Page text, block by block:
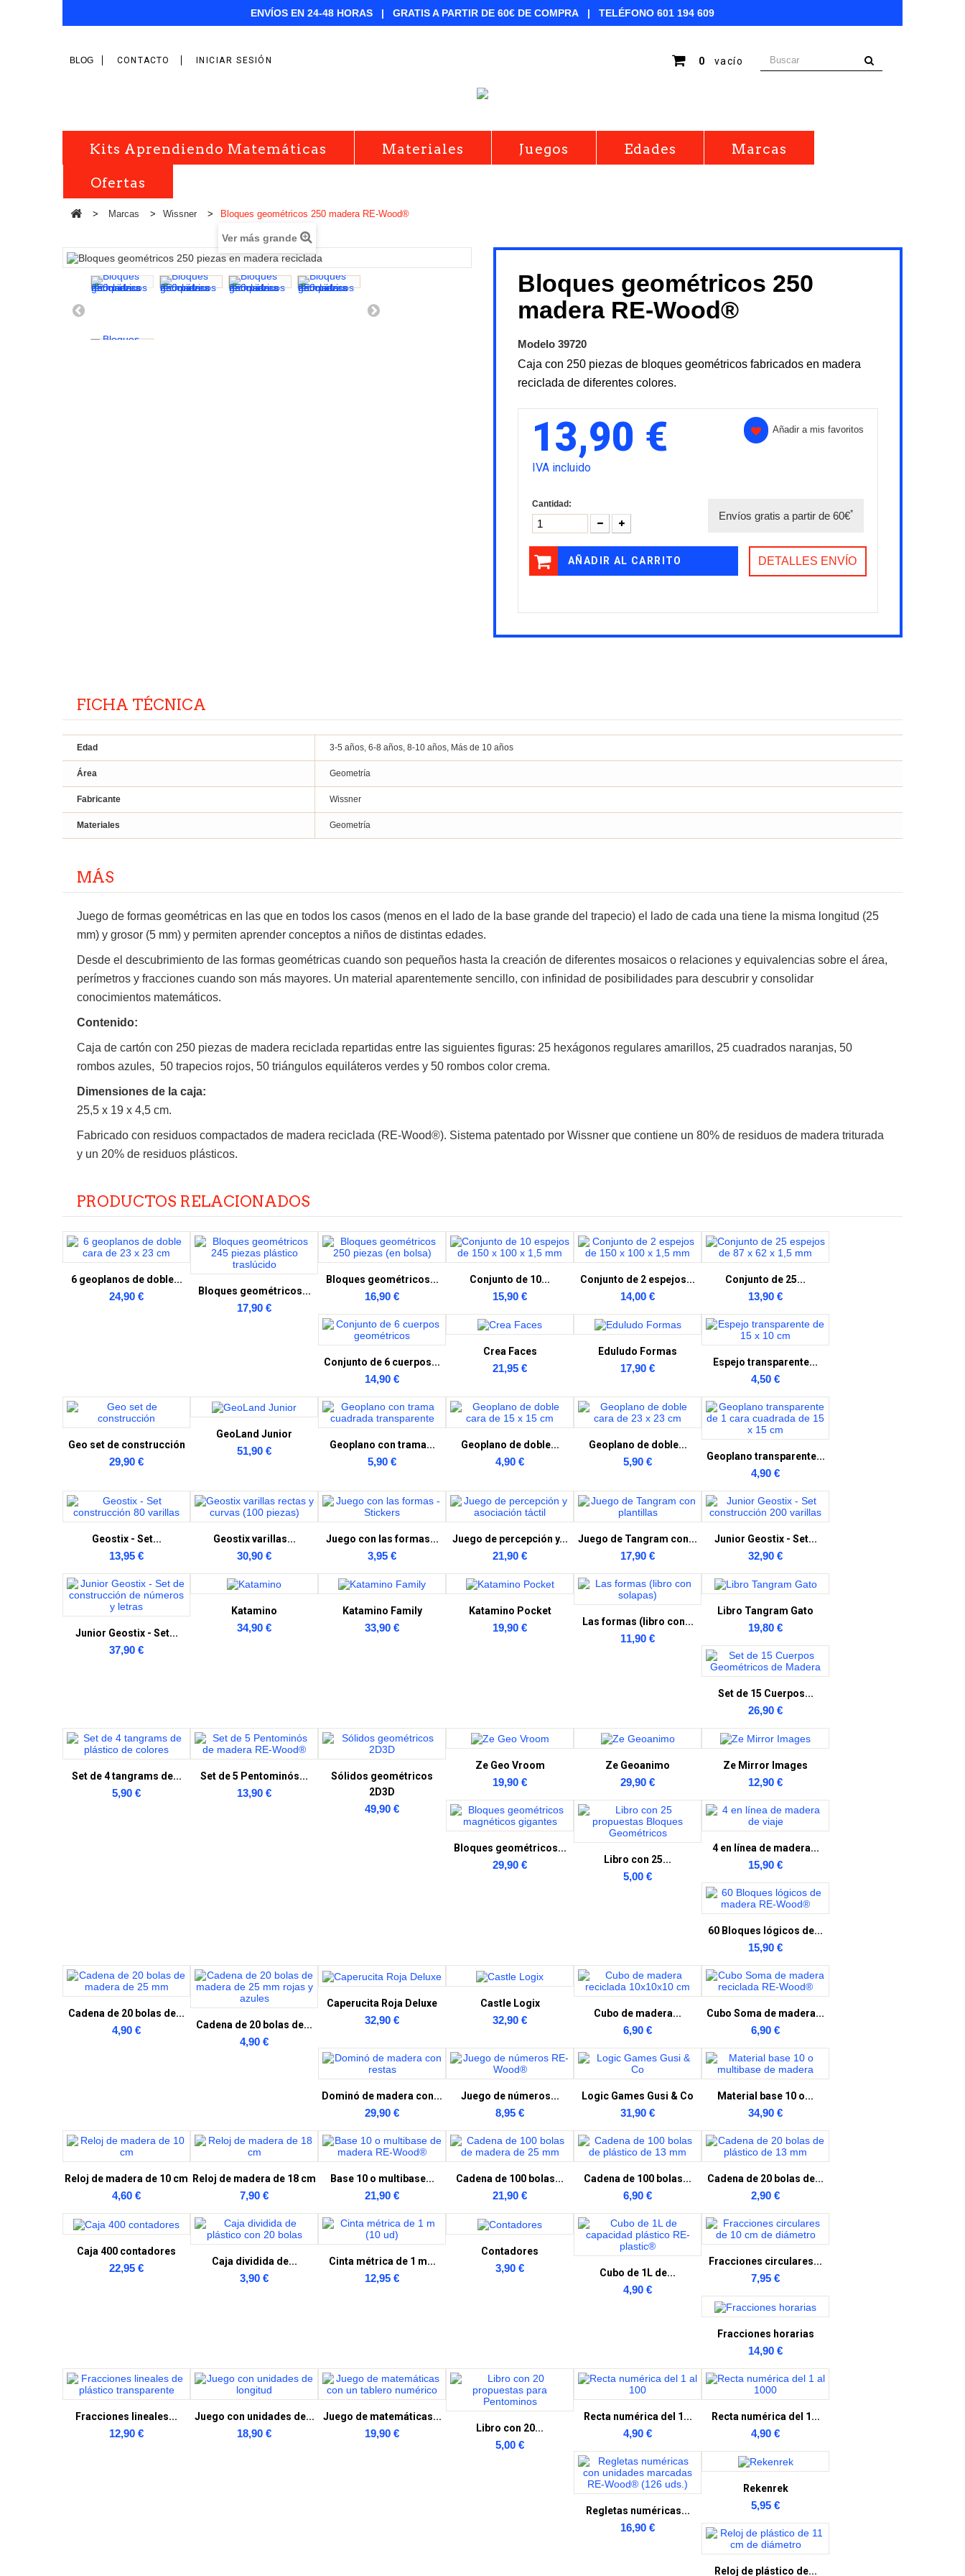
ENVÍOS EN 24-48 HORAS | GRATIS A PARTIR DE 60€ DE COMPRA | TELÉFONO 601 194 609
BLOG CONTACTO INICIAR SESIÓN 0 vacío
Kits Aprendiendo Matemáticas Materiales Juegos Edades Marcas
Ofertas
> Marcas > Wissner > Bloques geométricos 250 madera RE-Wood®
Ver más grande
Bloques geométricos 250
madera RE-Wood®
Modelo 39720
Caja con 250 piezas de bloques geométricos fabricados en madera
reciclada de diferentes colores.
13,90 €
IVA incluido
Añadir a mis favoritos
Cantidad:
Envíos gratis a partir de 60€*
AÑADIR AL CARRITO DETALLES ENVÍO
FICHA TÉCNICA
Edad 3-5 años, 6-8 años, 8-10 años, Más de 10 años
Área Geometría
Fabricante Wissner
Materiales Geometría
MÁS
Juego de formas geométricas en las que en todos los casos (menos en el lado de la base grande del trapecio) el lado de cada una tiene la misma longitud (25
mm) y grosor (5 mm) y permiten aprender conceptos a niños de distintas edades.
Desde el descubrimiento de las formas geométricas cuando son pequeños hasta la creación de diferentes mosaicos o relaciones y equivalencias sobre el área,
perímetros y fracciones cuando son más mayores. Un material aparentemente sencillo, con infinidad de posibilidades para descubrir y consolidar
conocimientos matemáticos.
Contenido:
Caja de cartón con 250 piezas de madera reciclada repartidas entre las siguientes figuras: 25 hexágonos regulares amarillos, 25 cuadrados naranjas, 50
rombos azules, 50 trapecios rojos, 50 triángulos equiláteros verdes y 50 rombos color crema.
Dimensiones de la caja:
25,5 x 19 x 4,5 cm.
Fabricado con residuos compactados de madera reciclada (RE-Wood®). Sistema patentado por Wissner que contiene un 80% de residuos de madera triturada
y un 20% de residuos plásticos.
PRODUCTOS RELACIONADOS
6 geoplanos de doble...
24,90 € Bloques geométricos...
17,90 €
Bloques geométricos...
16,90 €
Conjunto de 10...
15,90 €
Conjunto de 2 espejos...
14,00 €
Conjunto de 25...
13,90 €
Conjunto de 6 cuerpos...
14,90 €
Crea Faces
21,95 €
Eduludo Formas
17,90 €
Espejo transparente...
4,50 €
Geo set de construcción
29,90 €
GeoLand Junior
51,90 €
Geoplano con trama...
5,90 €
Geoplano de doble...
4,90 €
Geoplano de doble...
5,90 € Geoplano transparente...
4,90 €
Geostix - Set...
13,95 €
Geostix varillas...
30,90 €
Juego con las formas...
3,95 €
Juego de percepción y...
21,90 €
Juego de Tangram con...
17,90 €
Junior Geostix - Set...
32,90 €
Junior Geostix - Set...
37,90 €
Katamino
34,90 €
Katamino Family
33,90 €
Katamino Pocket
19,90 €
Las formas (libro con...
11,90 €
Libro Tangram Gato
19,80 €
Set de 15 Cuerpos...
26,90 €
Set de 4 tangrams de...
5,90 €
Set de 5 Pentominós...
13,90 €
Sólidos geométricos
2D3D
49,90 €
Ze Geo Vroom
19,90 €
Ze Geoanimo
29,90 €
Ze Mirror Images
12,90 €
Bloques geométricos...
29,90 € Libro con 25...
5,00 €
4 en línea de madera...
15,90 €
60 Bloques lógicos de...
15,90 €
Cadena de 20 bolas de...
4,90 € Cadena de 20 bolas de...
4,90 €
Caperucita Roja Deluxe
32,90 €
Castle Logix
32,90 €
Cubo de madera...
6,90 €
Cubo Soma de madera...
6,90 €
Dominó de madera con...
29,90 €
Juego de números...
8,95 €
Logic Games Gusi & Co
31,90 €
Material base 10 o...
34,90 €
Reloj de madera de 10 cm
4,60 €
Reloj de madera de 18 cm
7,90 €
Base 10 o multibase...
21,90 €
Cadena de 100 bolas...
21,90 €
Cadena de 100 bolas...
6,90 €
Cadena de 20 bolas de...
2,90 €
Caja 400 contadores
22,95 €
Caja dividida de...
3,90 €
Cinta métrica de 1 m...
12,95 €
Contadores
3,90 € Cubo de 1L de...
4,90 €
Fracciones circulares...
7,95 €
Fracciones horarias
14,90 €
Fracciones lineales...
12,90 €
Juego con unidades de...
18,90 €
Juego de matemáticas...
19,90 € Libro con 20...
5,00 €
Recta numérica del 1...
4,90 €
Recta numérica del 1...
4,90 €
Regletas numéricas...
16,90 €
Rekenrek
5,95 €
Reloj de plástico de...